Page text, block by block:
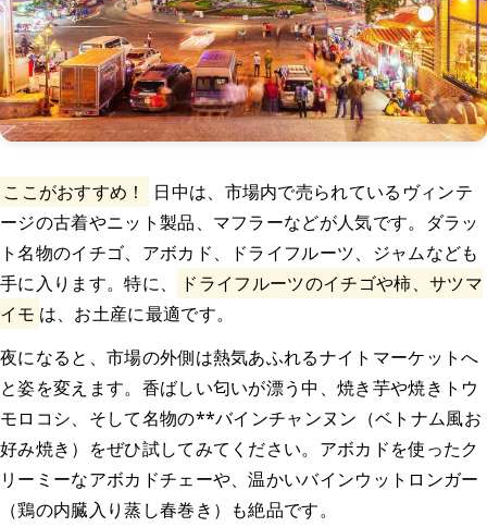
ここがおすすめ！
日中は、市場内で売られているヴィンテ
ージの古着やニット製品、マフラーなどが人気です。ダラッ
ト名物のイチゴ、アボカド、ドライフルーツ、ジャムなども
手に入ります。特に、
ドライフルーツのイチゴや柿、サツマ
イモ は、お土産に最適です。
夜になると、市場の外側は熱気あふれるナイトマーケットへ
と姿を変えます。香ばしい匂いが漂う中、焼き芋や焼きトウ
モロコシ、そして名物の**バインチャンヌン（ベトナム風お
好み焼き）をぜひ試してみてください。アボカドを使ったク
リーミーなアボカドチェーや、温かいバインウットロンガー
（鶏の内臓入り蒸し春巻き）も絶品です。